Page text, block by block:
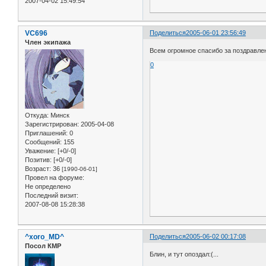
Поделиться2005-06-01 23:56:49
VC696
Член экипажа
Откуда: Минск
Зарегистрирован: 2005-04-08
Приглашений: 0
Сообщений: 155
Уважение: [+0/-0]
Позитив: [+0/-0]
Возраст: 36 [1990-06-01]
Провел на форуме:
Не определено
Последний визит:
2007-08-08 15:28:38
Всем огромное спасибо за
0
Поделиться2005-06-02 00:17:08
^xoro_MD^
Посол КМР
Блин, и тут опоздал:(...